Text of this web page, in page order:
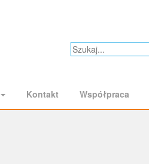
Kontakt Współpraca